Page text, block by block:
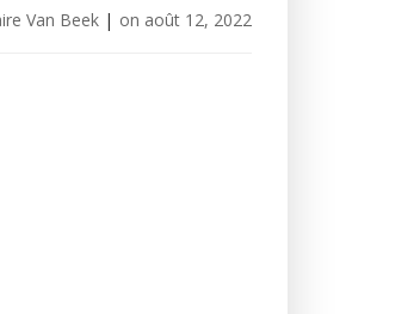
Van Beek | on août 12, 2022